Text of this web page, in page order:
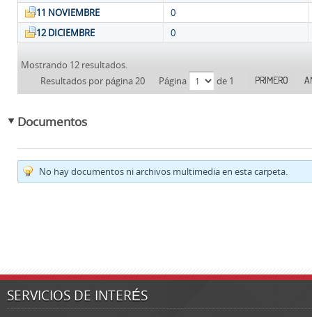
11 NOVIEMBRE
0
12 DICIEMBRE
0
Mostrando 12 resultados.
Resultados por página 20
Página de 1 PRIMERO
Documentos
No hay documentos ni archivos multimedia en esta carpeta.
SERVICIOS DE INTERÉS